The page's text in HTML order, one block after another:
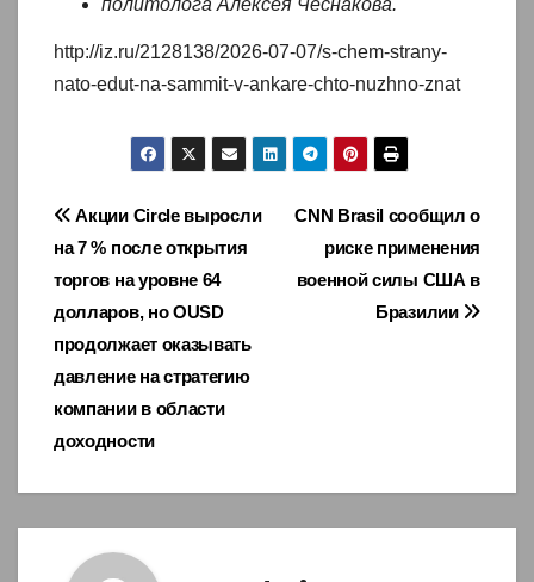
политолога Алексея Чеснакова.
http://iz.ru/2128138/2026-07-07/s-chem-strany-
nato-edut-na-sammit-v-ankare-chto-nuzhno-znat
Навигация
по
записям
CNN Brasil сообщил о
риске применения
военной силы США в
Бразилии
Акции Circle выросли
на 7 % после открытия
торгов на уровне 64
долларов, но OUSD
продолжает оказывать
давление на стратегию
компании в области
доходности